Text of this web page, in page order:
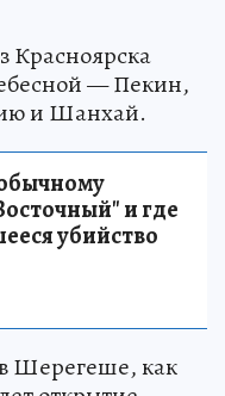
Красноярска
— Пекин,
и Шанхай.
и где
убийство
Шерегеше, как